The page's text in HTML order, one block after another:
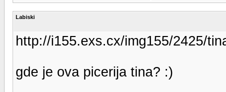
Labiski
http://i155.exs.cx/img155/2425/
gde je ova picerija tina? :)